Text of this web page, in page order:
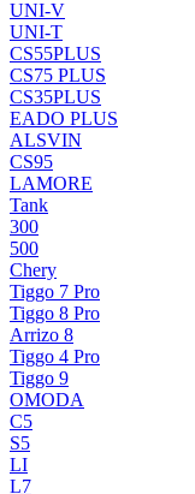
UNI-V
UNI-T
CS55PLUS
CS75 PLUS
CS35PLUS
EADO PLUS
ALSVIN
CS95
LAMORE
Tank
300
500
Chery
Tiggo 7 Pro
Tiggo 8 Pro
Arrizo 8
Tiggo 4 Pro
Tiggo 9
OMODA
C5
S5
LI
L7